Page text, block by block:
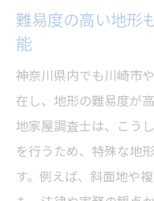
難易度の高い地形
能
神奈川県内でも川崎市
在し、地形の難易度が
地家屋調査士は、こう
を行うため、特殊な地
す。例えば、斜面地や